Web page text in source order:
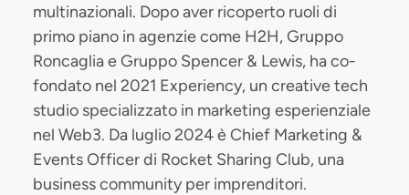
multinazionali. Dopo aver ricoperto ruoli di
primo piano in agenzie come H2H, Gruppo
Roncaglia e Gruppo Spencer & Lewis, ha co-
fondato nel 2021 Experiency, un creative tech
studio specializzato in marketing esperienziale
nel Web3. Da luglio 2024 è Chief Marketing &
Events Officer di Rocket Sharing Club, una
business community per imprenditori.